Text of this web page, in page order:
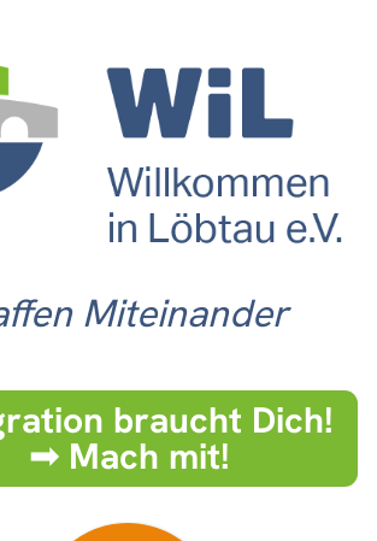
Miteinander
braucht Dich!
➟ Mach mit!